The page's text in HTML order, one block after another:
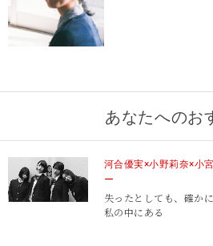
https://twitter.com/yoko_hasada
あなたへのお
河合優実×小野莉奈×小
ー
失ったとしても、確かに
私の中にある